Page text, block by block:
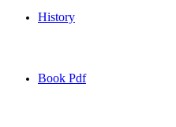
History
Book Pdf